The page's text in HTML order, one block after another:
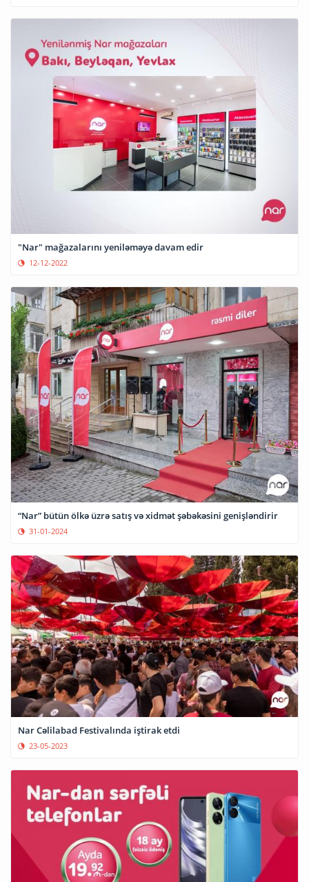
"Nar" mağazalarını yeniləməyə davam edir
12-12-2022
“Nar” bütün ölkə üzrə satış və xidmət şəbəkəsini genişləndirir
31-01-2024
Nar Cəlilabad Festivalında iştirak etdi
23-05-2023